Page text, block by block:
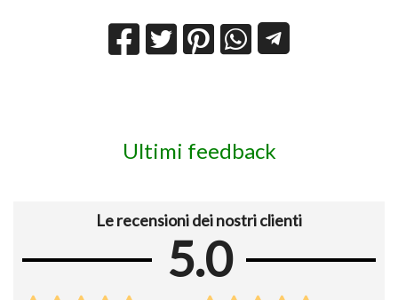
Ultimi feedback
Le recensioni dei nostri clienti
5.0